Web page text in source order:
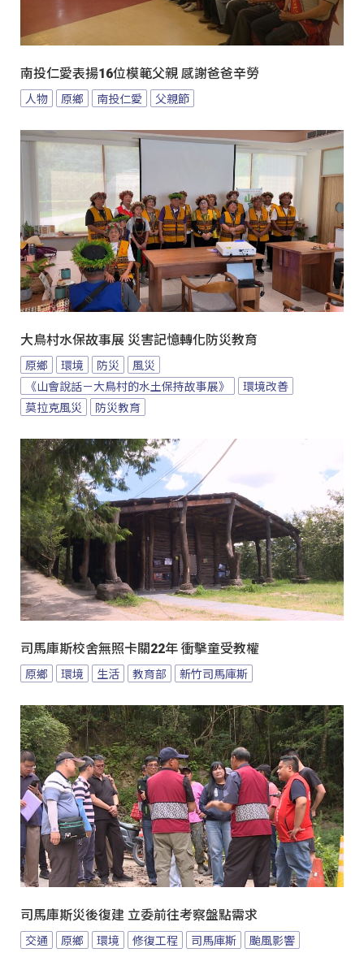
南投仁愛表揚16位模範父親 感謝爸爸辛勞
人物 原鄉 南投仁愛 父親節
大鳥村水保故事展 災害記憶轉化防災教育
原鄉 環境 防災
風災
《山會說話－大鳥村的水土保持故事展》
環境改善
莫拉克風災
防災教育
司馬庫斯校舍無照卡關22年 衝擊童受教權
原鄉 環境 生活 教育部 新竹司馬庫斯
司馬庫斯災後復建 立委前往考察盤點需求
交通 原鄉 環境 修復工程 司馬庫斯 颱風影響